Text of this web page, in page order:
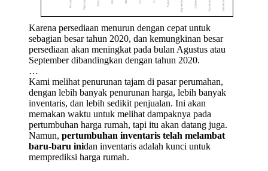
Karena persediaan menurun dengan cepat untuk
sebagian besar tahun 2020, dan kemungkinan besar
persediaan akan meningkat pada bulan Agustus atau
September dibandingkan dengan tahun 2020.
…
Kami melihat penurunan tajam di pasar perumahan,
dengan lebih banyak penurunan harga, lebih banyak
inventaris, dan lebih sedikit penjualan. Ini akan
memakan waktu untuk melihat dampaknya pada
pertumbuhan harga rumah, tapi itu akan datang juga.
Namun, pertumbuhan inventaris telah melambat
baru-baru inidan inventaris adalah kunci untuk
memprediksi harga rumah.